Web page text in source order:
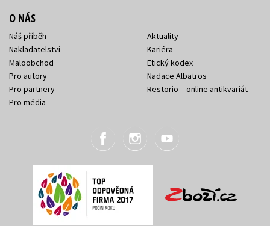
O NÁS
Náš příběh
Nakladatelství
Maloobchod
Pro autory
Pro partnery
Pro média
Aktuality
Kariéra
Etický kodex
Nadace Albatros
Restorio – online antikvariát